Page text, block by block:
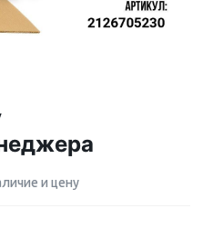
и цену